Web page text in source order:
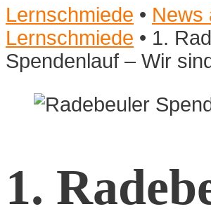
Lernschmiede • News
Lernschmiede • 1.
Spendenlauf – Wir
1.